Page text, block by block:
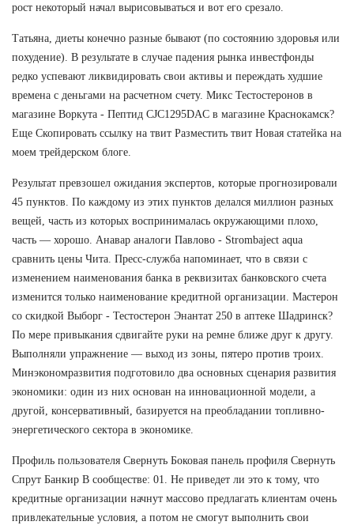
рост некоторый начал вырисовываться и вот его срезало.
Татьяна, диеты конечно разные бывают (по состоянию здоровья или
похудение). В результате в случае падения рынка инвестфонды
редко успевают ликвидировать свои активы и переждать худшие
времена с деньгами на расчетном счету. Микс Тестостеронов в
магазине Воркута - Пептид CJC1295DAC в магазине Краснокамск?
Еще Скопировать ссылку на твит Разместить твит Новая статейка на
моем трейдерском блоге.
Результат превзошел ожидания экспертов, которые прогнозировали
45 пунктов. По каждому из этих пунктов делался миллион разных
вещей, часть из которых воспринималась окружающими плохо,
часть — хорошо. Анавар аналоги Павлово - Strombaject aqua
сравнить цены Чита. Пресс-служба напоминает, что в связи с
изменением наименования банка в реквизитах банковского счета
изменится только наименование кредитной организации. Мастерон
со скидкой Выборг - Тестостерон Энантат 250 в аптеке Шадринск?
По мере привыкания сдвигайте руки на ремне ближе друг к другу.
Выполняли упражнение — выход из зоны, пятеро против троих.
Минэкономразвития подготовило два основных сценария развития
экономики: один из них основан на инновационной модели, а
другой, консервативный, базируется на преобладании топливно-
энергетического сектора в экономике.
Профиль пользователя Свернуть Боковая панель профиля Свернуть
Спрут Банкир В сообществе: 01. Не приведет ли это к тому, что
кредитные организации начнут массово предлагать клиентам очень
привлекательные условия, а потом не смогут выполнить свои